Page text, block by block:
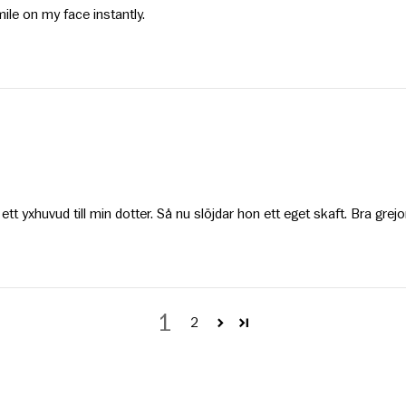
on my face instantly.
yxhuvud till min dotter. Så nu slöjdar hon ett eget skaft. Bra
1 2